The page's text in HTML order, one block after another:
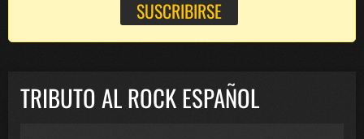
TRIBUTO AL ROCK ESPAÑOL